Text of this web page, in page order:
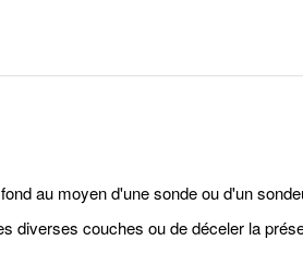
au moyen d'une sonde ou d'un
diverses couches ou de déceler la